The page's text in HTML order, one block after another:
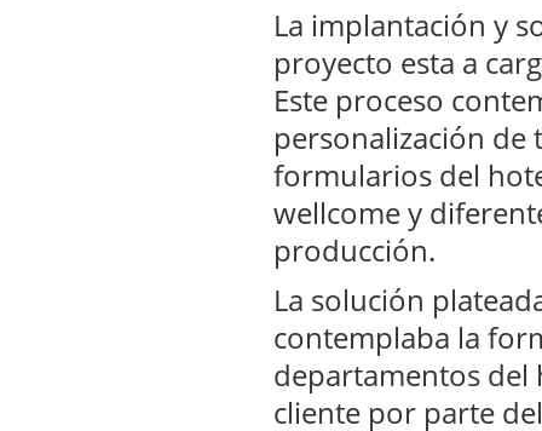
La implantación y
proyecto esta a
Este proceso
personalización de
formularios del
wellcome y
producción.
La solución
contemplaba la
departamentos del
cliente por parte